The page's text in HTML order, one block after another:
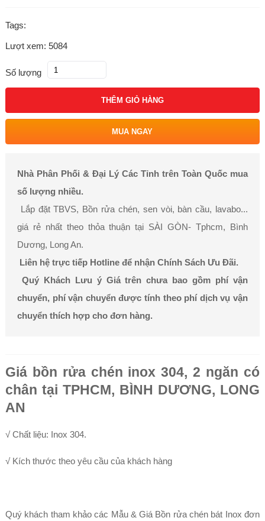
Tags:
Lượt xem: 5084
Số lượng
THÊM GIỎ HÀNG
MUA NGAY
Nhà Phân Phối & Đại Lý Các Tỉnh trên Toàn Quốc mua
số lượng nhiều.
Lắp đặt TBVS, Bồn rửa chén, sen vòi, bàn cầu, lavabo...
giá rẻ nhất theo thỏa thuận tại SÀI GÒN- Tphcm, Bình
Dương, Long An.
Liên hệ trực tiếp Hotline để nhận Chính Sách Ưu Đãi.
Quý Khách Lưu ý Giá trên chưa bao gồm phí vận
chuyển, phí vận chuyển được tính theo phí dịch vụ vận
chuyển thích hợp cho đơn hàng.
Giá bồn rửa chén inox 304, 2 ngăn có
chân tại TPHCM, BÌNH DƯƠNG, LONG
AN
√ Chất liệu: Inox 304.
√ Kích thước theo yêu cầu của khách hàng
Quý khách tham khảo các Mẫu & Giá Bồn rửa chén bát Inox đơn